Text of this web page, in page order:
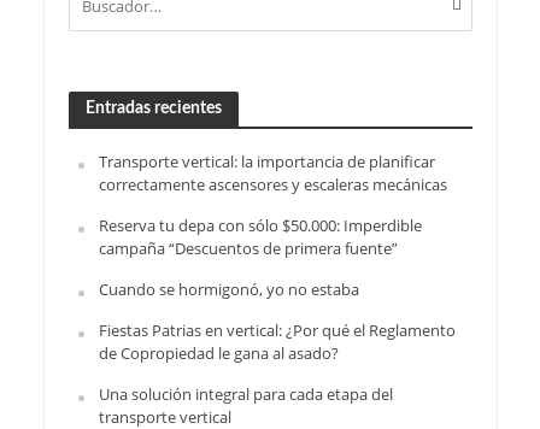
Entradas recientes
Transporte vertical: la importancia de planificar
correctamente ascensores y escaleras mecánicas
Reserva tu depa con sólo $50.000: Imperdible
campaña “Descuentos de primera fuente”
Cuando se hormigonó, yo no estaba
Fiestas Patrias en vertical: ¿Por qué el Reglamento
de Copropiedad le gana al asado?
Una solución integral para cada etapa del
transporte vertical